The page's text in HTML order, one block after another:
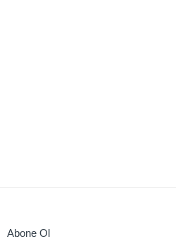
Abone Ol